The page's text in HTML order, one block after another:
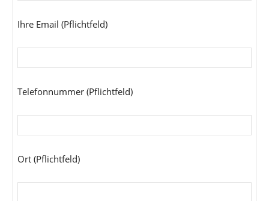
Ihre Email (Pflichtfeld)
Telefonnummer (Pflichtfeld)
Ort (Pflichtfeld)